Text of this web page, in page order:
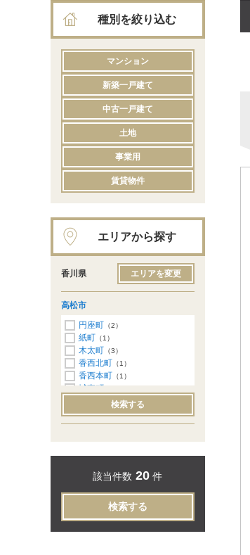
種別を絞り込む
マンション
新築一戸建て
中古一戸建て
土地
事業用
賃貸物件
エリアから探す
香川県 エリアを変更
高松市
円座町 （2）
紙町 （1）
木太町 （3）
香西北町 （1）
香西本町 （1）
城東町
（3）
田村町（1）
仏生山町（1）
香川町川東上（2）
検索する
該当件数 20 件
検索する